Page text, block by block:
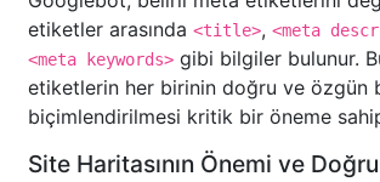
etiketler arasında <title>, <meta
<meta keywords> gibi bilgiler bulunur.
etiketlerin her birinin doğru ve özgün
biçimlendirilmesi kritik bir öneme
Site Haritasının Önemi ve Doğru